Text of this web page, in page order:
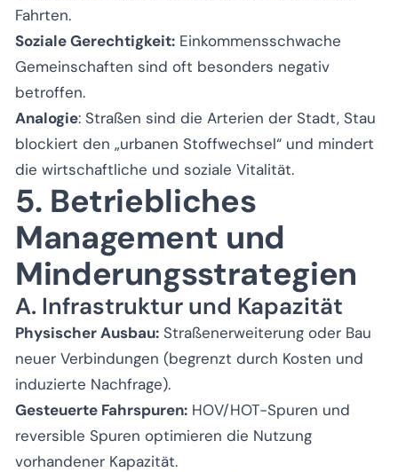
Fahrten.
Soziale Gerechtigkeit: Einkommensschwache
Gemeinschaften sind oft besonders negativ
betroffen.
Analogie: Straßen sind die Arterien der Stadt, Stau
blockiert den „urbanen Stoffwechsel“ und mindert
die wirtschaftliche und soziale Vitalität.
5. Betriebliches
Management und
Minderungsstrategien
A. Infrastruktur und Kapazität
Physischer Ausbau: Straßenerweiterung oder Bau
neuer Verbindungen (begrenzt durch Kosten und
induzierte Nachfrage).
Gesteuerte Fahrspuren: HOV/HOT-Spuren und
reversible Spuren optimieren die Nutzung
vorhandener Kapazität.